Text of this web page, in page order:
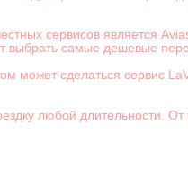
сервисов является
выбрать самые дешевые
может сделаться сервис
любой длительности.